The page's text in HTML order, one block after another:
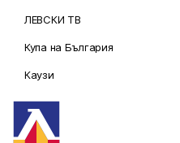
ЛЕВСКИ ТВ
Купа на България
Каузи